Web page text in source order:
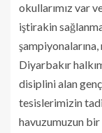
okullarımız var
iştirakin
Diyarbakır
disiplini alan
tesislerimizin
havuzumuzun